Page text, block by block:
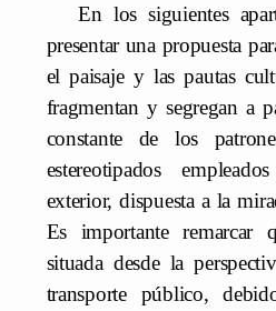
En los siguientes
presentar una propuesta
el paisaje y las pautas
fragmentan y segregan a
constante de los
estereotipados
exterior, dispuesta a la
Es importante remarcar
situada desde la
transporte público,